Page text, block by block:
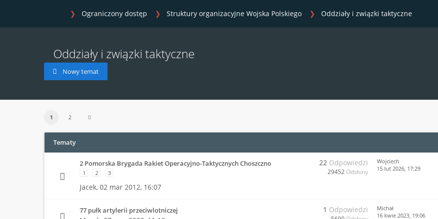
Ograniczony dostęp Struktury organizacyjne Wojska Polskiego Oddziały i związki taktyczne
Oddziały i związki taktyczne
Nowy temat
1 2
Tematy
2 Pomorska Brygada Rakiet Operacyjno-Taktycznych Choszczno
1 2 3
Jacek, 02 mar 2012, 16:07
22 Odpowiedzi
29452 Odsłony
Wojciech
15 lut 2026, 17:29
77 pułk artylerii przeciwlotniczej 1 Odpowiedzi
Michał
16 kwie 2023, 19:06